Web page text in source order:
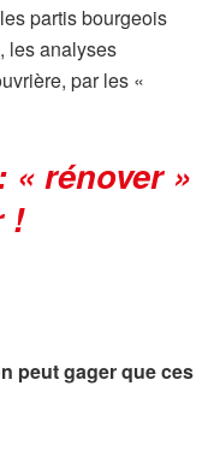
partis bourgeois
les analyses
par les «
rénover »
!
peut gager que ces